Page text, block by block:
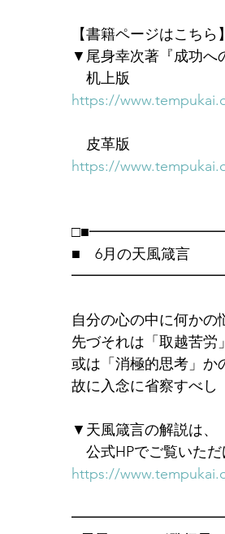
【書籍ページはこちら】
▼尾身幸次著『成功へ
机上版
https://
皮革版
https://
■　6月の天風箴言
自分の心の中に何かの
先づそれは「取越苦労
或は「消極的思考」か
故に入念に省察すべし
▼天風箴言の解説は、
公式HPでご覧いた
https://